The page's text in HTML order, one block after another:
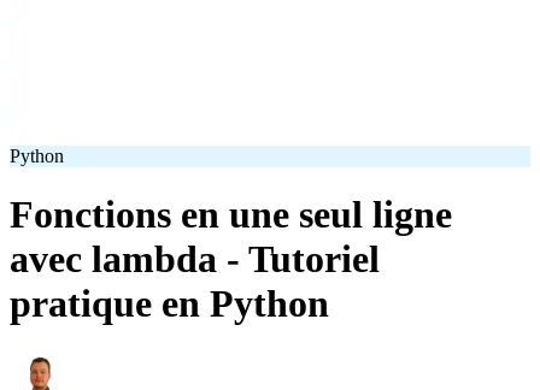
Python
Fonctions en une seul ligne
avec lambda - Tutoriel
pratique en Python